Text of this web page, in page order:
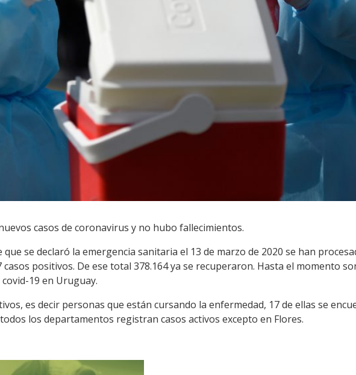
casos de coronavirus y no hubo fallecimientos.
que se declaró la emergencia sanitaria el 13 de marzo de 2020 se han
positivos. De ese total 378.164 ya se recuperaron. Hasta el momento
19 en Uruguay.
es decir personas que están cursando la enfermedad, 17 de ellas se
los departamentos registran casos activos excepto en Flores.